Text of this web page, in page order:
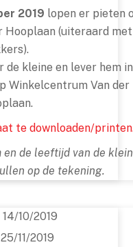
2019 lopen er pieten
Hooplaan (uiteraard met
kleine en lever hem in
Winkelcentrum Van der
te downloaden/
en de leeftijd van de
op de tekening.
14/10/2019
25/11/2019